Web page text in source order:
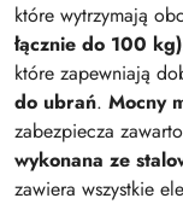
które wytrzymają
łącznie do 100 kg)
które zapewniają
do ubrań. Mocny
zabezpiecza
wykonana ze
zawiera wszystkie